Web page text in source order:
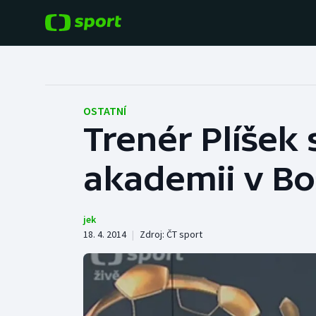
Hokej
Tenis
Cyklistika
Baseball a softbal
Basketbal
Boby a skeleton
Box
OSTATNÍ
Trenér Plíšek
akademii v
jek
18. 4. 2014 | Zdroj: ČT sport